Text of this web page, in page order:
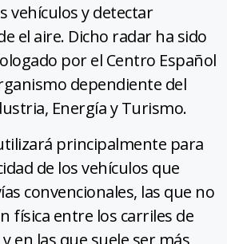
vehículos y detectar
el aire. Dicho radar ha sido
por el Centro Español
dependiente del
Energía y Turismo.
principalmente para
de los vehículos que
convencionales, las que no
física entre los carriles de
en las que suele ser más